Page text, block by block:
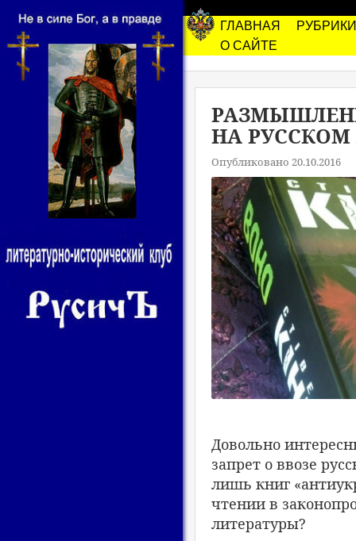
ГЛАВНАЯ
РУБРИКИ
О САЙТЕ
НА РУССКОМ
Опубликовано 20.10.2016
Довольно
запрет о ввозе
лишь книг
чтении в
литературы?